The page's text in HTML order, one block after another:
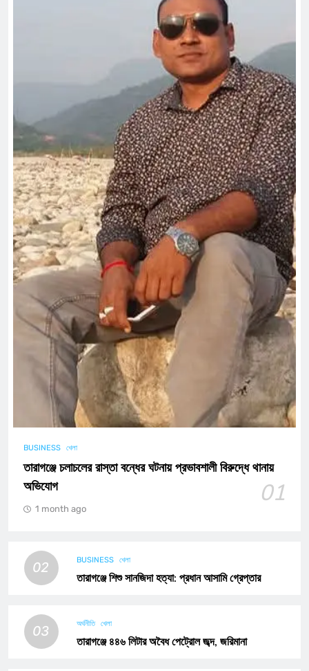
BUSINESS খেলা
তারাগঞ্জে চলাচলের রাস্তা বন্ধের ঘটনায় প্রভাবশালী বিরুদ্ধে থানায়
অভিযোগ
01
1 month ago
02 BUSINESS খেলা
তারাগঞ্জে শিশু সানজিদা হত্যা: প্রধান আসামি গ্রেপ্তার
03 অর্থনীতি খেলা
তারাগঞ্জে ৪৪৬ লিটার অবৈধ পেট্রোল জব্দ, জরিমানা